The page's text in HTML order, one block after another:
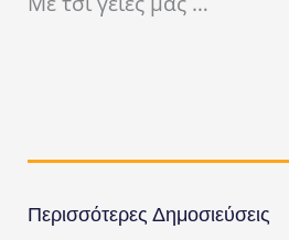
Περισσότερες Δημοσιεύσεις